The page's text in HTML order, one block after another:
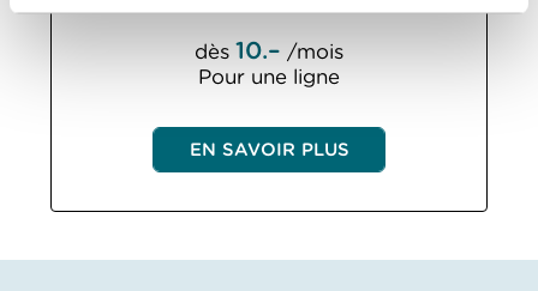
dès 10.– /mois
Pour une ligne
EN SAVOIR PLUS